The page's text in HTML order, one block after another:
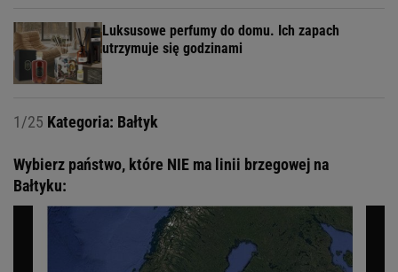
Luksusowe perfumy do domu. Ich zapach
utrzymuje się godzinami
1/25 Kategoria: Bałtyk
Wybierz państwo, które NIE ma linii brzegowej na
Bałtyku: